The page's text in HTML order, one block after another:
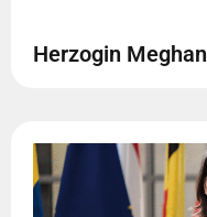
Herzogin Meghan